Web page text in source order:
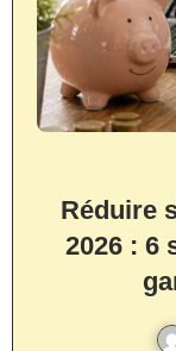
Réduire
2026 : 6